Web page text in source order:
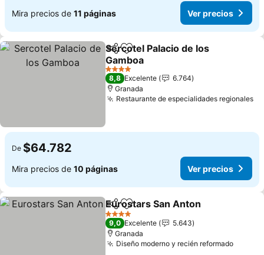
Mira precios de 11 páginas Ver precios
CompartirAgregar a favoritos
Sercotel Palacio de los
Gamboa
4 Estrellas
8,8 Excelente
6.764
Granada
Restaurante de especialidades regionales
De $64.782
Mira precios de 10 páginas Ver precios
CompartirAgregar a favoritos
Eurostars San Anton
4 Estrellas
9,0 Excelente
5.643
Granada
Diseño moderno y recién reformado